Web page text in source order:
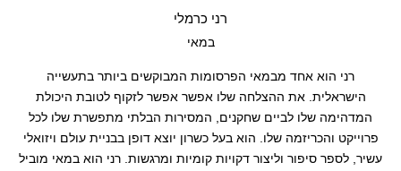
עריכה
רני כרמלי
במאי
רני הוא אחד מבמאי הפרסומות המבוקשים ביותר בתעשייה
הישראלית. את ההצלחה שלו אפשר אפשר לזקוף לטובת היכולת
המדהימה שלו לביים שחקנים, המסירות הבלתי מתפשרת שלו לכל
פרוייקט והכריזמה שלו. הוא בעל כשרון יוצא דופן בבניית עולם ויזואלי
עשיר, לספר סיפור וליצור דקויות קומיות ומרגשות. רני הוא במאי מוביל